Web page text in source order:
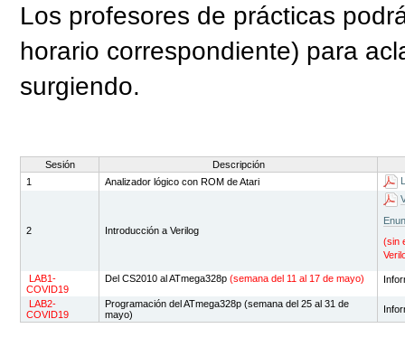
Los profesores de prácticas
horario correspondiente) para
surgiendo.
Sesión
Descripción
1
Analizador lógico con ROM de Atari
2 Introducción a Verilog
(sin
LAB1-
COVID19
Del CS2010 al ATmega328p (semana del 11 al 17 de mayo)
LAB2-
COVID19
Programación del ATmega328p (semana del 25 al 31 de
mayo)